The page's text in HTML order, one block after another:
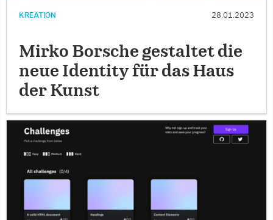
KREATION 28.01.2023
Mirko Borsche gestaltet die
neue Identity für das Haus
der Kunst